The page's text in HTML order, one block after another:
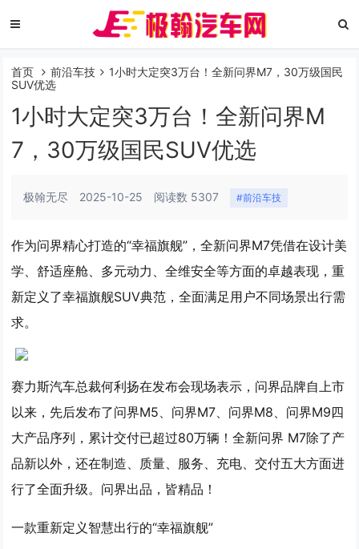
首页 前沿车技
1小时大定突3万台！全新问界M7，30万级国民
SUV优选
1小时大定突3万台！全新问界M
7，30万级国民SUV优选
极翰无尽 2025-10-25 阅读数 5307 #前沿车技
作为问界精心打造的“幸福旗舰”，全新问界M7凭借在设计美
学、舒适座舱、多元动力、全维安全等方面的卓越表现，重
新定义了幸福旗舰SUV典范，全面满足用户不同场景出行需
求。
赛力斯汽车总裁何利扬在发布会现场表示，问界品牌自上市
以来，先后发布了问界M5、问界M7、问界M8、问界M9四
大产品序列，累计交付已超过80万辆！全新问界 M7除了产
品新以外，还在制造、质量、服务、充电、交付五大方面进
行了全面升级。问界出品，皆精品！
一款重新定义智慧出行的“幸福旗舰”